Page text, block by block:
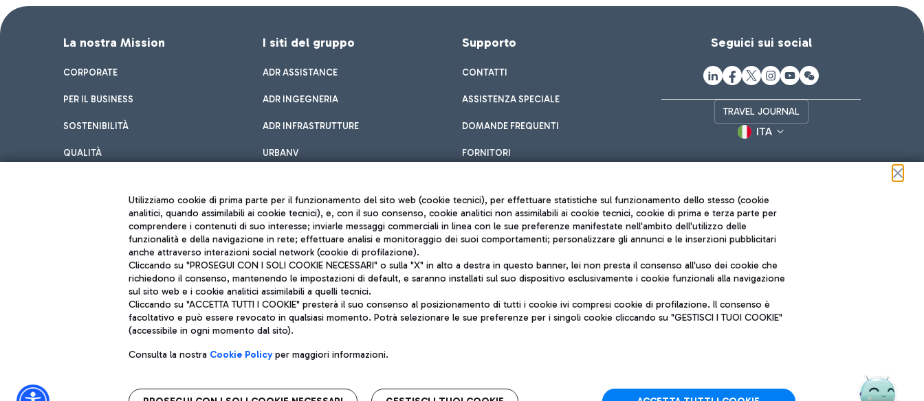
La nostra Mission
CORPORATE
PER IL BUSINESS
SOSTENIBILITÀ
QUALITÀ
I siti del gruppo
ADR ASSISTANCE
ADR INGEGNERIA
ADR INFRASTRUTTURE
URBANV
Supporto
CONTATTI
ASSISTENZA SPECIALE
DOMANDE FREQUENTI
FORNITORI
Seguici sui social
TRAVEL JOURNAL
ITA
Aeroporti di Roma S.p.A. - Società soggetta a direzione e coordinamento di Mundys S.p.A.
Codice fiscale e Registro delle Imprese di Roma 13032990155 P. IVA 06572251004
Capitale sociale 62.224.743,00 int. vers.
Sede legale: Via Pier Paolo Racchetti 1 - 00054 Fiumicino (RM) telefono +39 06 65951
Note legali
Mappa sito
Accessibilità
Roma FCO
L'aeroporto stellato
QUALITÀ SOSTENIBILITÀ INNOVAZIONE
Utilizziamo cookie di prima parte per il funzionamento del sito web (cookie tecnici), per effettuare statistiche sul funzionamento dello stesso (cookie
analitici, quando assimilabili ai cookie tecnici), e, con il suo consenso, cookie analitici non assimilabili ai cookie tecnici, cookie di prima e terza parte per
comprendere i contenuti di suo interesse; inviarle messaggi commerciali in linea con le sue preferenze manifestate nell'ambito dell'utilizzo delle
funzionalità e della navigazione in rete; effettuare analisi e monitoraggio dei suoi comportamenti; personalizzare gli annunci e le inserzioni pubblicitari
anche attraverso interazioni social network (cookie di profilazione).
Cliccando su "PROSEGUI CON I SOLI COOKIE NECESSARI" o sulla "X" in alto a destra in questo banner, lei non presta il consenso all'uso dei cookie che
richiedono il consenso, mantenendo le impostazioni di default, e saranno installati sul suo dispositivo esclusivamente i cookie funzionali alla navigazione
sul sito web e i cookie analitici assimilabili a quelli tecnici.
Cliccando su "ACCETTA TUTTI I COOKIE" presterà il suo consenso al posizionamento di tutti i cookie ivi compresi cookie di profilazione. Il consenso è
facoltativo e può essere revocato in qualsiasi momento. Potrà selezionare le sue preferenze per i singoli cookie cliccando su "GESTISCI I TUOI COOKIE"
(accessibile in ogni momento dal sito).
Consulta la nostra Cookie Policyper maggiori informazioni.